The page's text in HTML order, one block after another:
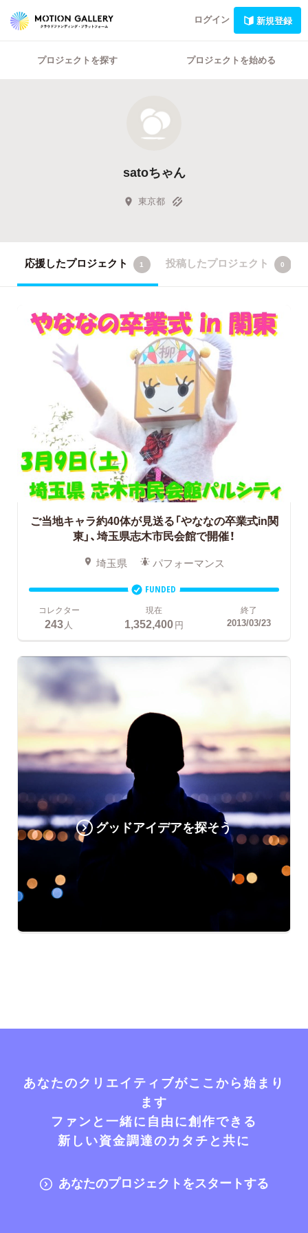
ログイン 新規登録
プロジェクトを探す プロジェクトを始める
satoちゃん
東京都
応援したプロジェクト 1 投稿したプロジェクト 0
ご当地キャラ約40体が見送る「やななの卒業式in関
東」、埼玉県志木市民会館で開催！
埼玉県 パフォーマンス
FUNDED
コレクター
243 人
現在
1,352,400円
終了
2013/03/23
グッドアイデアを探そう
あなたのクリエイティブがここから始まり
ます
ファンと一緒に自由に創作できる
新しい資金調達のカタチと共に
あなたのプロジェクトをスタートする